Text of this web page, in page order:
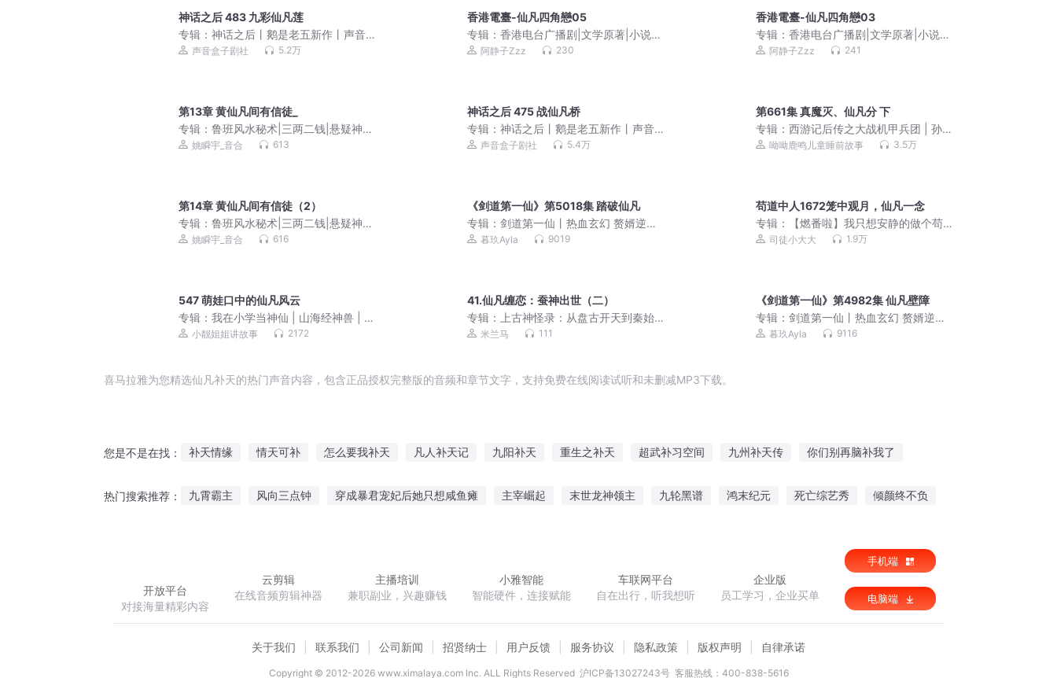
神话之后 483 九彩仙凡莲
专辑： 神话之后丨鹅是老五新作丨声音
盒子剧社《弃宇宙》团队|多人有声剧
声音盒子剧社 5.2万
香港電臺-仙凡四角戀05
专辑：香港电台广播剧|文学原著|小说改
编|粤语经典
阿静子Zzz 230
香港電臺-仙凡四角戀03
专辑：香港电台广播剧|文学原著|小说改
编|粤语经典
阿静子Zzz 241
第13章 黄仙凡间有信徒_
专辑： 鲁班风水秘术|三两二钱|悬疑神
作|永久免费
姚瞬宇_音合 613
神话之后 475 战仙凡桥
专辑：神话之后丨鹅是老五新作丨声音
盒子剧社《弃宇宙》团队|多人有声剧
声音盒子剧社 5.4万
第661集 真魔灭、仙凡分 下
专辑：西游记后传之大战机甲兵团 | 孙
悟空上学记2
呦呦鹿鸣儿童睡前故事 3.5万
第14章 黄仙凡间有信徒（2）
专辑： 鲁班风水秘术|三两二钱|悬疑神
作|永久免费
姚瞬宇_音合 616
《剑道第一仙》第5018集 踏破仙凡
专辑：剑道第一仙丨热血玄幻 赘婿逆袭
丨暮玖&夏涵领衔多人有声剧
暮玖Ayla 9019
苟道中人1672笼中观月，仙凡一念
专辑：
【燃番啦】我只想安静的做个苟
道中人｜爆笑&系统｜轻松魔道修仙｜精
司徒小大大 1.9万
547 萌娃口中的仙凡风云
专辑： 我在小学当神仙 | 山海经神兽 | 校
园修仙之旅
小靓姐姐讲故事 2172
41.仙凡缠恋：蚕神出世（二）
专辑：
上古神怪录：从盘古开天到秦始
皇一统
米兰马 111
《剑道第一仙》第4982集 仙凡壁障
专辑：剑道第一仙丨热血玄幻 赘婿逆袭
丨暮玖&夏涵领衔多人有声剧
暮玖Ayla 9116
喜马拉雅为您精选仙凡补天的热门声音内容，包含正品授权完整版的音频和章节文字，支持免费在线阅读试听和未删减MP3下载。
您是不是在找： 补天情缘 情天可补 怎么要我补天 凡人补天记 九阳补天 重生之补天 超武补习空间 九州补天传 你们别再脑补我了
热门搜索推荐： 九霄霸主 风向三点钟 穿成暴君宠妃后她只想咸鱼瘫 主宰崛起 末世龙神领主 九轮黑谱 鸿末纪元 死亡综艺秀 倾颜终不负
开放平台
对接海量精彩内容
云剪辑
在线音频剪辑神器
主播培训
兼职副业，兴趣赚钱
小雅智能
智能硬件，连接赋能
车联网平台
自在出行，听我想听
企业版
员工学习，企业买单
手机端
电脑端
关于我们 联系我们 公司新闻 招贤纳士 用户反馈 服务协议 隐私政策 版权声明 自律承诺
Copyright © 2012-2026www.ximalaya.com lnc. ALL Rights Reserved 沪ICP备13027243号 客服热线：400-838-5616